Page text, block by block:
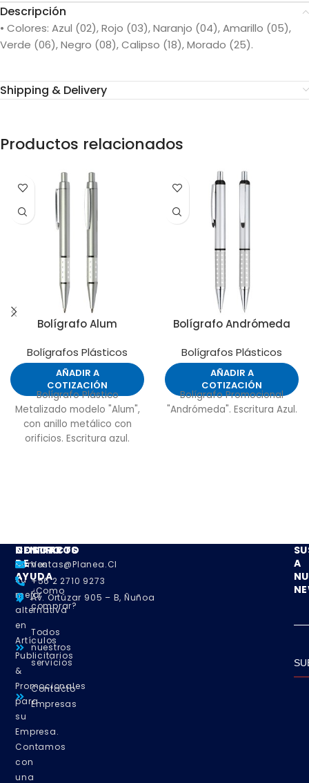
Descripción
• Colores: Azul (02), Rojo (03), Naranjo (04), Amarillo (05),
Verde (06), Negro (08), Calipso (18), Morado (25).
Shipping & Delivery
Productos relacionados
Bolígrafo Alum
Bolígrafos Plásticos
AÑADIR A
COTIZACIÓN
Bolígrafo Plástico
Metalizado modelo "Alum",
con anillo metálico con
orificios. Escritura azul.
Bolígrafo Andrómeda
Bolígrafos Plásticos
AÑADIR A
COTIZACIÓN
Bolígrafo Promocional
"Andrómeda". Escritura Azul.
NOSOTROS
Somos
su
mejor
alternativa
en
Artículos
Publicitarios
&
Promocionales
para
su
Empresa.
Contamos
con
una
CENTRO
DE
AYUDA
¿Como
comprar?
Todos
nuestros
servicios
Contacto
Empresas
CONTACTO
Ventas@planea.cl
+56 2 2710 9273
Av. Ortúzar 905 – B, Ñuñoa
A